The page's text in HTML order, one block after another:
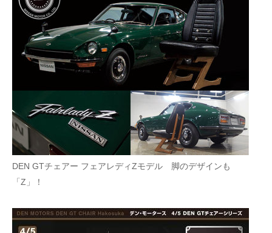
DEN GTチェアー フェアレディZモデル 脚のデザインも
「Z」！